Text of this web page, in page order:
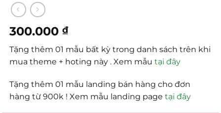
300.000₫
Tặng thêm 01 mẫu bất kỳ trong danh sách trên khi
mua theme + hoting này . Xem mẫutại đây
Tặng thêm 01 mẫu landing bán hàng cho đơn
hàng từ 900k ! Xem mẫu landing pagetại đây